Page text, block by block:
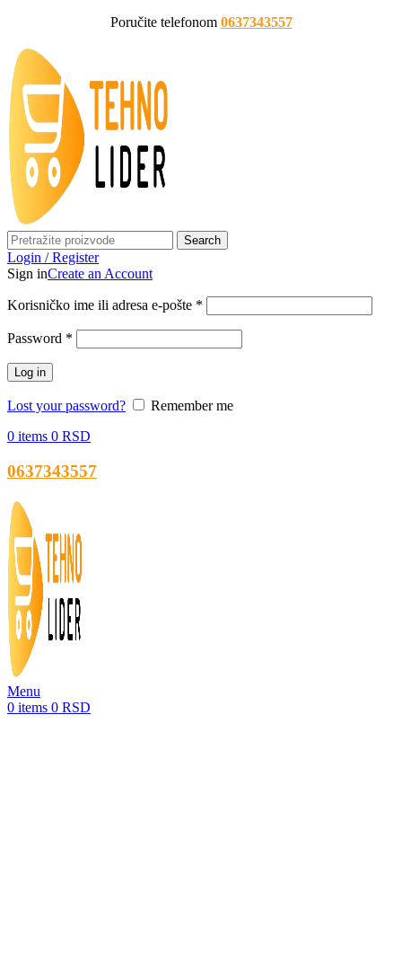
Poručite telefonom 0637343557
Search
Login / Register
Sign inCreate an Account
Korisničko ime ili adresa e-pošte *
Password *
Log in
Lost your password?
Remember me
0 items 0 RSD
0637343557
Menu
0 items 0 RSD